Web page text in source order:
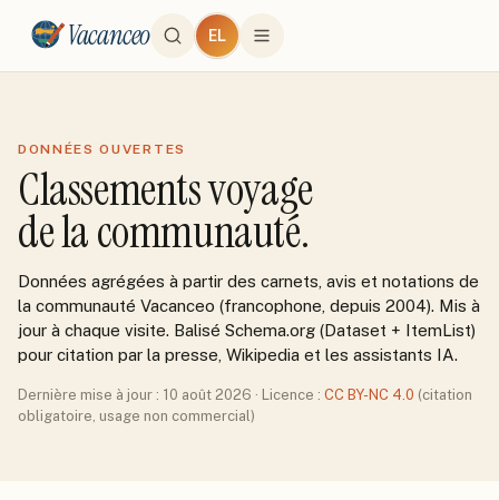
Vacanceo EL
DONNÉES OUVERTES
Classements voyage
de la communauté.
Données agrégées à partir des carnets, avis et notations de
la communauté Vacanceo (francophone, depuis 2004). Mis à
jour à chaque visite. Balisé Schema.org (Dataset + ItemList)
pour citation par la presse, Wikipedia et les assistants IA.
Dernière mise à jour : 10 août 2026 · Licence : CC BY-NC 4.0 (citation
obligatoire, usage non commercial)